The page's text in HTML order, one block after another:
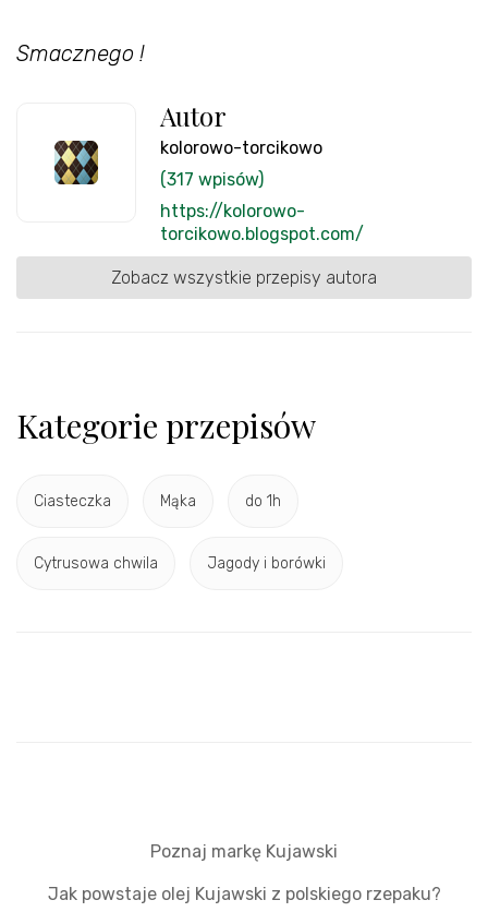
Smacznego !
Autor
kolorowo-torcikowo
(317 wpisów)
https://kolorowo-
torcikowo.blogspot.com/
Zobacz wszystkie przepisy autora
Kategorie przepisów
Ciasteczka Mąka do 1h
Cytrusowa chwila Jagody i borówki
Poznaj markę Kujawski
Jak powstaje olej Kujawski z polskiego rzepaku?